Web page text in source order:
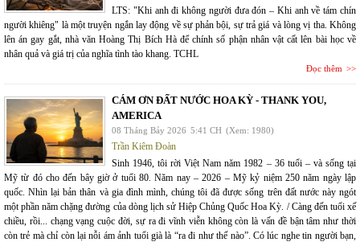
LTS: "Khi anh đi không người đưa đón – Khi anh về tám chín
người khiêng" là một truyện ngắn lay động về sự phản bội, sự trả giá và lòng vị tha. Không
lên án gay gắt, nhà văn Hoàng Thị Bích Hà để chính số phận nhân vật cất lên bài học về
nhân quả và giá trị của nghĩa tình tào khang. TCHL
Đọc thêm
CÁM ƠN ĐẤT NƯỚC HOA KỲ - THANK YOU,
AMERICA
08 Tháng Bảy 2026 5:41 CH (Xem: 1980)
Trần Kiêm Đoàn
Sinh 1946, tôi rời Việt Nam năm 1982 – 36 tuổi – và sống tại
Mỹ từ đó cho đến bây giờ ở tuổi 80. Năm nay – 2026 – Mỹ kỷ niệm 250 năm ngày lập
quốc. Nhìn lại bản thân và gia đình mình, chúng tôi đã được sống trên đất nước này ngót
một phần năm chặng đường của dòng lịch sử Hiệp Chủng Quốc Hoa Kỳ. / Càng đến tuổi xế
chiều, rồi... chạng vạng cuộc đời, sự ra đi vĩnh viễn không còn là vấn đề bận tâm như thời
còn trẻ mà chỉ còn lại nỗi ám ảnh tuổi già là “ra đi như thế nào”. Có lúc nghe tin người bạn,